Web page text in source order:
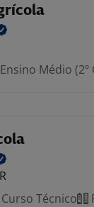
Ensino Médio (2º
Curso Técnico